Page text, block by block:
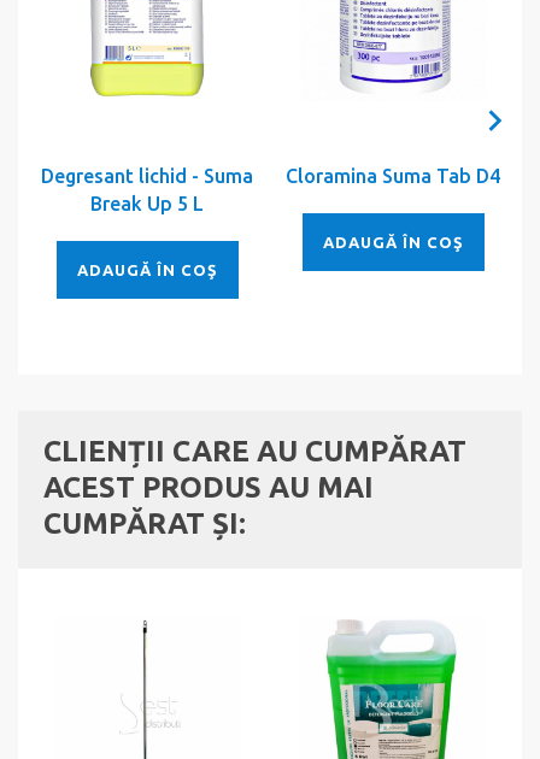
Degresant lichid - Suma
Break Up 5 L
ADAUGĂ ÎN COŞ
Cloramina Suma Tab D4
ADAUGĂ ÎN COŞ
CLIENȚII CARE AU CUMPĂRAT
ACEST PRODUS AU MAI
CUMPĂRAT ȘI: